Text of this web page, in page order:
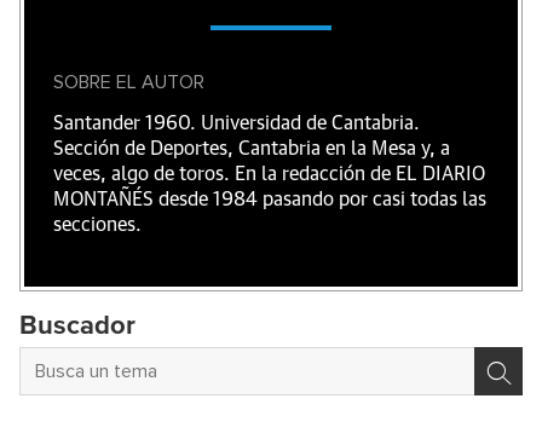
SOBRE EL AUTOR
Santander 1960. Universidad de Cantabria.
Sección de Deportes, Cantabria en la Mesa y, a
veces, algo de toros. En la redacción de EL DIARIO
MONTAÑÉS desde 1984 pasando por casi todas las
secciones.
Buscador